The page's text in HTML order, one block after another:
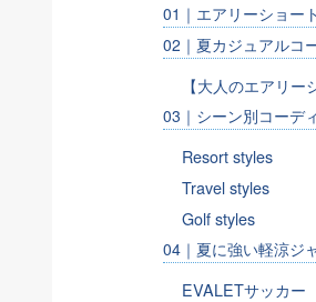
01｜エアリーショー
02｜夏カジュアルコ
【大人のエアリー
03｜シーン別コーデ
Resort styles
Travel styles
Golf styles
04｜夏に強い軽涼ジ
EVALETサッカー